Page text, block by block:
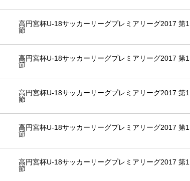
高円宮杯U-18サッカーリーグプレミアリーグ2017 第1
節
高円宮杯U-18サッカーリーグプレミアリーグ2017 第1
節
高円宮杯U-18サッカーリーグプレミアリーグ2017 第1
節
高円宮杯U-18サッカーリーグプレミアリーグ2017 第1
節
高円宮杯U-18サッカーリーグプレミアリーグ2017 第1
節